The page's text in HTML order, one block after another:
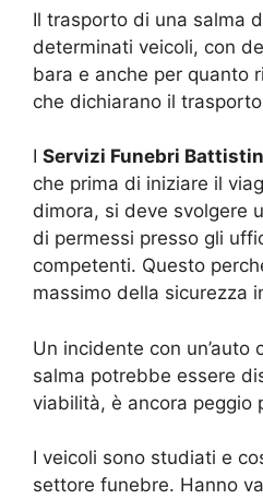
Il trasporto di una salma
determinati veicoli, con
bara e anche per quanto
che dichiarano il
I Servizi Funebri
che prima di iniziare il
dimora, si deve svolgere
di permessi presso gli
competenti. Questo
massimo della sicurezza
Un incidente con un’auto
salma potrebbe essere
viabilità, è ancora peggio
I veicoli sono studiati e
settore funebre. Hanno